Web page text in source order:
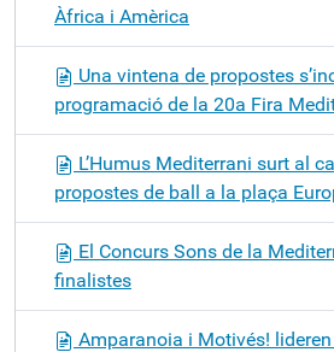
Àfrica i Amèrica
Una vintena de propostes
programació de la 20a Fira
L’Humus Mediterrani surt al
propostes de ball a la plaça
El Concurs Sons de la
finalistes
Amparanoia i Motivés!